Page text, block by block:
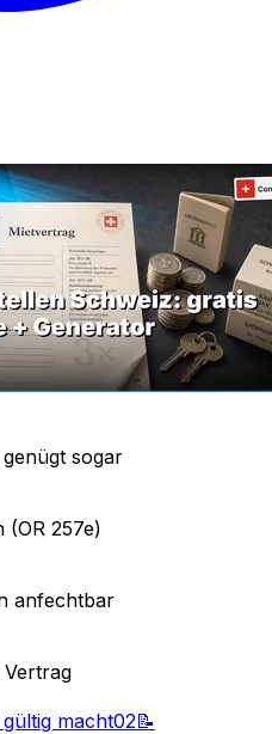
sogar
(OR 257e)
anfechtbar
macht02📝